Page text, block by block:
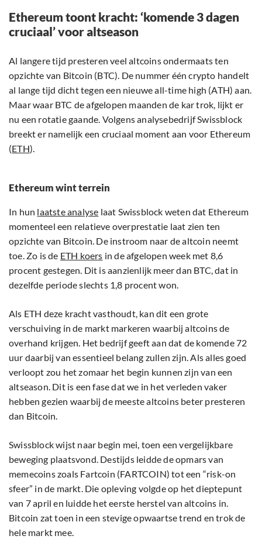
Ethereum toont kracht: ‘komende 3 dagen
cruciaal’ voor altseason
Al langere tijd presteren veel altcoins ondermaats ten
opzichte van Bitcoin (BTC). De nummer één crypto handelt
al lange tijd dicht tegen een nieuwe all-time high (ATH) aan.
Maar waar BTC de afgelopen maanden de kar trok, lijkt er
nu een rotatie gaande. Volgens analysebedrijf Swissblock
breekt er namelijk een cruciaal moment aan voor Ethereum
(ETH).
Ethereum wint terrein
In hun laatste analyse laat Swissblock weten dat Ethereum
momenteel een relatieve overprestatie laat zien ten
opzichte van Bitcoin. De instroom naar de altcoin neemt
toe. Zo is de ETH koers in de afgelopen week met 8,6
procent gestegen. Dit is aanzienlijk meer dan BTC, dat in
dezelfde periode slechts 1,8 procent won.
Als ETH deze kracht vasthoudt, kan dit een grote
verschuiving in de markt markeren waarbij altcoins de
overhand krijgen. Het bedrijf geeft aan dat de komende 72
uur daarbij van essentieel belang zullen zijn. Als alles goed
verloopt zou het zomaar het begin kunnen zijn van een
altseason. Dit is een fase dat we in het verleden vaker
hebben gezien waarbij de meeste altcoins beter presteren
dan Bitcoin.
Swissblock wijst naar begin mei, toen een vergelijkbare
beweging plaatsvond. Destijds leidde de opmars van
memecoins zoals Fartcoin (FARTCOIN) tot een “risk-on
sfeer” in de markt. Die opleving volgde op het dieptepunt
van 7 april en luidde het eerste herstel van altcoins in.
Bitcoin zat toen in een stevige opwaartse trend en trok de
hele markt mee.